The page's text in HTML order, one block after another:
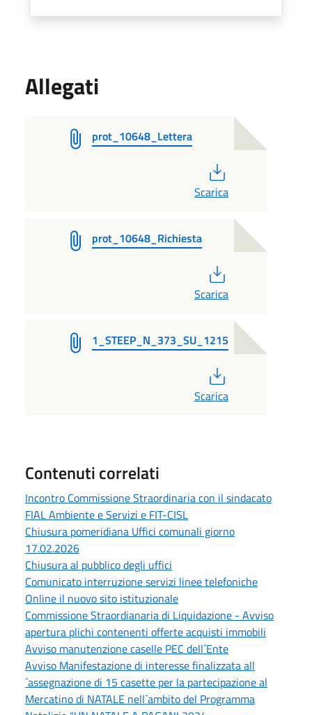
Allegati
prot_10648_Lettera
Scarica
prot_10648_Richiesta
Scarica
1_STEEP_N_373_SU_1215
Scarica
Contenuti correlati
Incontro Commissione Straordinaria con il sindacato
FIAL Ambiente e Servizi e FIT-CISL
Chiusura pomeridiana Uffici comunali giorno
17.02.2026
Chiusura al pubblico degli uffici
Comunicato interruzione servizi linee telefoniche
Online il nuovo sito istituzionale
Commissione Straordianaria di Liquidazione - Avviso
apertura plichi contenenti offerte acquisti immobili
Avviso manutenzione caselle PEC dell´Ente
Avviso Manifestazione di interesse finalizzata all
´assegnazione di 15 casette per la partecipazione al
Mercatino di NATALE nell´ambito del Programma